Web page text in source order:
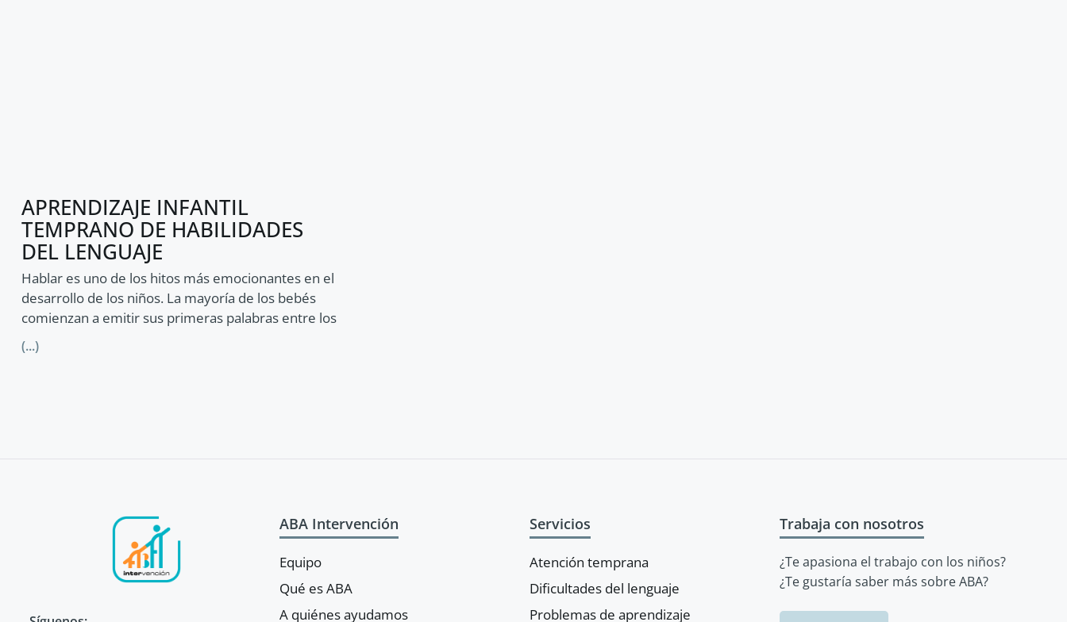
APRENDIZAJE INFANTIL
TEMPRANO DE HABILIDADES
DEL LENGUAJE
Hablar es uno de los hitos más emocionantes en el
desarrollo de los niños. La mayoría de los bebés
comienzan a emitir sus primeras palabras entre los
(...)
ABA Intervención
Equipo
Qué es ABA
A quiénes ayudamos
Servicios
Atención temprana
Dificultades del lenguaje
Problemas de aprendizaje
Trabaja con nosotros
¿Te apasiona el trabajo con los niños?
¿Te gustaría saber más sobre ABA?